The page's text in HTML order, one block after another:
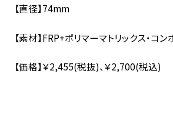
【直径】74mm
【素材】FRP+ポリマーマトリックス・コン
【価格】￥2,455(税抜)、￥2,700(税込)